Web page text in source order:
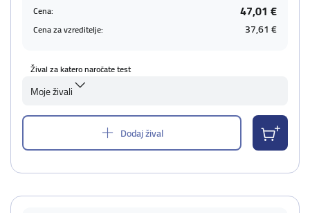
Cena: 47,01 €
Cena za vzreditelje: 37,61 €
Žival za katero naročate test
Moje živali
Dodaj žival